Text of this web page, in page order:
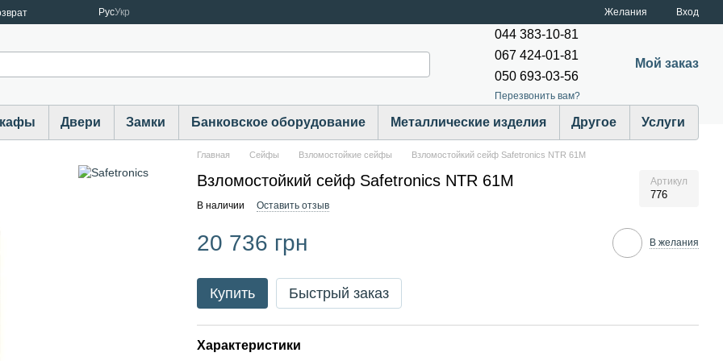
РусУкр Желания Вход
044 383-10-81
067 424-01-81
050 693-03-56
Перезвонить вам?
Мой заказ
Двери Замки Банковское оборудование Металлические изделия Другое Услуги
Главная Cейфы Взломостойкие сейфы Взломостойкий сейф Safetronics NTR 61M
Взломостойкий сейф Safetronics NTR 61M Артикул
776
В наличии Оставить отзыв
20 736 грн В желания
Купить Быстрый заказ
Характеристики